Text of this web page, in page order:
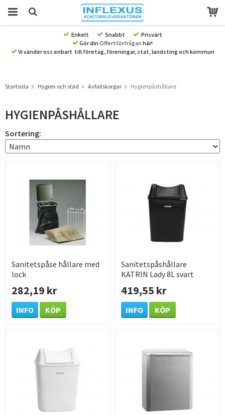
Produkten har blivit tillagd i varukorgen
Enkelt Snabbt
Prisvärt
Gör din Offertförfrågan här!
Vi vänder oss enbart till företag, föreningar, stat, landsting och kommun
Startsida Hygien och städ Avfallskorgar Hygienpåshållare
HYGIENPÅSHÅLLARE
Sortering:
Sanitetspåse hållare med
lock
282,19 kr
INFO KÖP
Sanitetspåshållare
KATRIN Lady 8L svart
419,55 kr
INFO KÖP